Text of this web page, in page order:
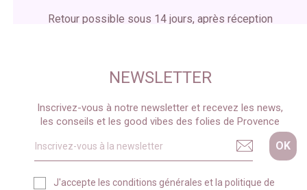
Retour possible sous 14 jours, après réception
NEWSLETTER
Inscrivez-vous à notre newsletter et recevez les news,
les conseils et les good vibes des folies de Provence
J'accepte les conditions générales et la politique de